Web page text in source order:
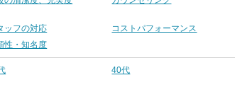
ッフの対応
コストパフォーマンス
性・知名度
40代